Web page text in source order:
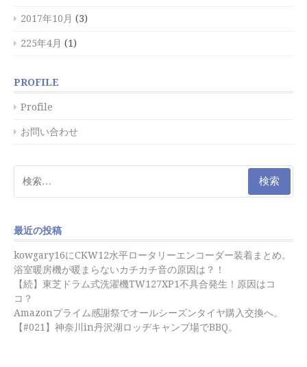
2017年10月 (3)
225年4月 (1)
PROFILE
Profile
お問い合わせ
索:
最近の投稿
kowgary16にCKW12水平ロータリーエンコーダー装着まとめ。
浴室暖房機が暖まらないカチカチ音の原因は？！
【続】東芝ドラム式洗濯機TW127XP1不具合発生！原因はコ
コ？
Amazonプライム感謝祭でオールシーズンタイヤ購入交換へ。
【#021】神奈川in丹沢湖ロッヂキャンプ場でBBQ。